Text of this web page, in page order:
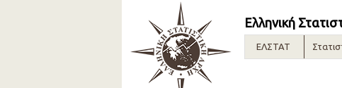
Ελληνική
ΕΛΣΤΑΤ